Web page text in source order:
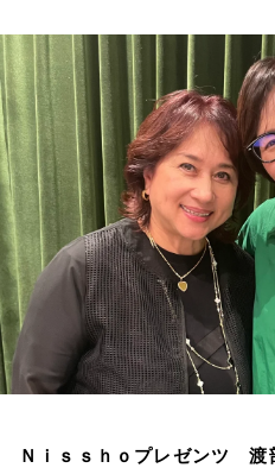
お知らせ
イベント・グッズ
YouTube
会社情報
Ｎｉｓｓｈｏプレゼンツ 渡